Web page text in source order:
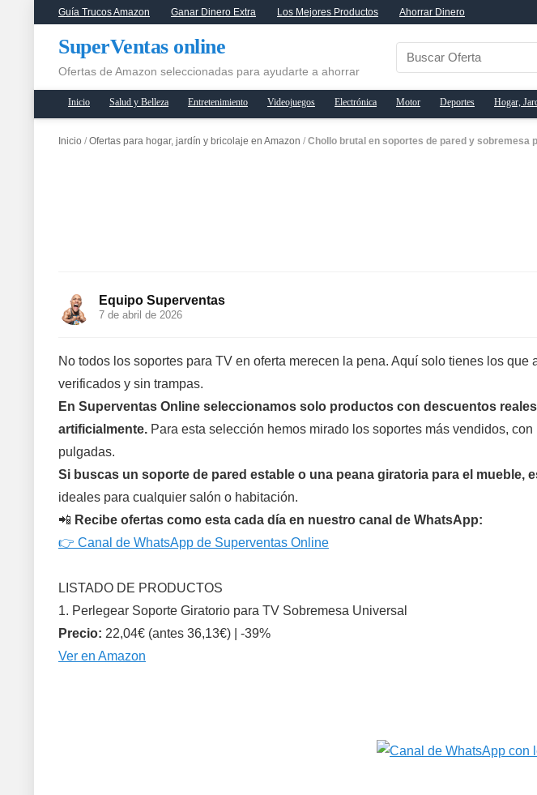
Guía Trucos Amazon Ganar Dinero Extra Los Mejores Productos Ahorrar Dinero
SuperVentas online
Ofertas de Amazon seleccionadas para ayudarte a ahorrar
Inicio Salud y Belleza Entretenimiento Videojuegos Electrónica Motor Deportes Hogar,
Inicio / Ofertas para hogar, jardín y bricolaje en Amazon / Chollo brutal en soportes de pared y sobremesa
Equipo Superventas
7 de abril de 2026
No todos los soportes para TV en oferta merecen la pena. Aquí solo tienes los que
verificados y sin trampas.
En Superventas Online seleccionamos solo productos con descuentos
artificialmente. Para esta selección hemos mirado los soportes más vendidos,
pulgadas.
Si buscas un soporte de pared estable o una peana giratoria para el mueble,
ideales para cualquier salón o habitación.
📲 Recibe ofertas como esta cada día en nuestro canal de WhatsApp:
👉 Canal de WhatsApp de Superventas Online
LISTADO DE PRODUCTOS
1. Perlegear Soporte Giratorio para TV Sobremesa Universal
Precio: 22,04€ (antes 36,13€) | -39%
Ver en Amazon